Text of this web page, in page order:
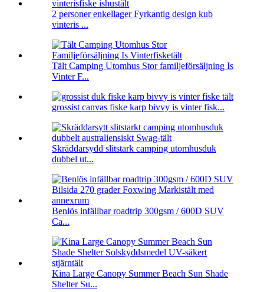
2 personer enkellager Fyrkantig design kub
vinteris ...
Tält Camping Utomhus Stor familjeförsäljning Is
Vinter F...
grossist canvas fiske karp bivvy is vinter fisk...
Skräddarsydd slitstark camping utomhusduk
dubbel ut...
Benlös infällbar roadtrip 300gsm / 600D SUV
Ca...
Kina Large Canopy Summer Beach Sun Shade
Shelter Su...